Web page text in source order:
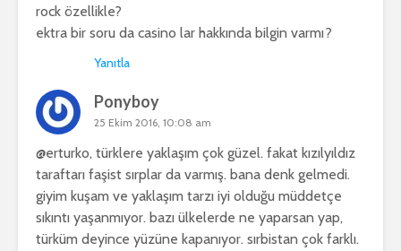
rock özellikle?
ektra bir soru da casino lar hakkında bilgin varmı?
Yanıtla
Ponyboy
25 Ekim 2016, 10:08 am
@erturko, türklere yaklaşım çok güzel. fakat kızılyıldız
taraftarı faşist sırplar da varmış. bana denk gelmedi.
giyim kuşam ve yaklaşım tarzı iyi olduğu müddetçe
sıkıntı yaşanmıyor. bazı ülkelerde ne yaparsan yap,
türküm deyince yüzüne kapanıyor. sırbistan çok farklı.